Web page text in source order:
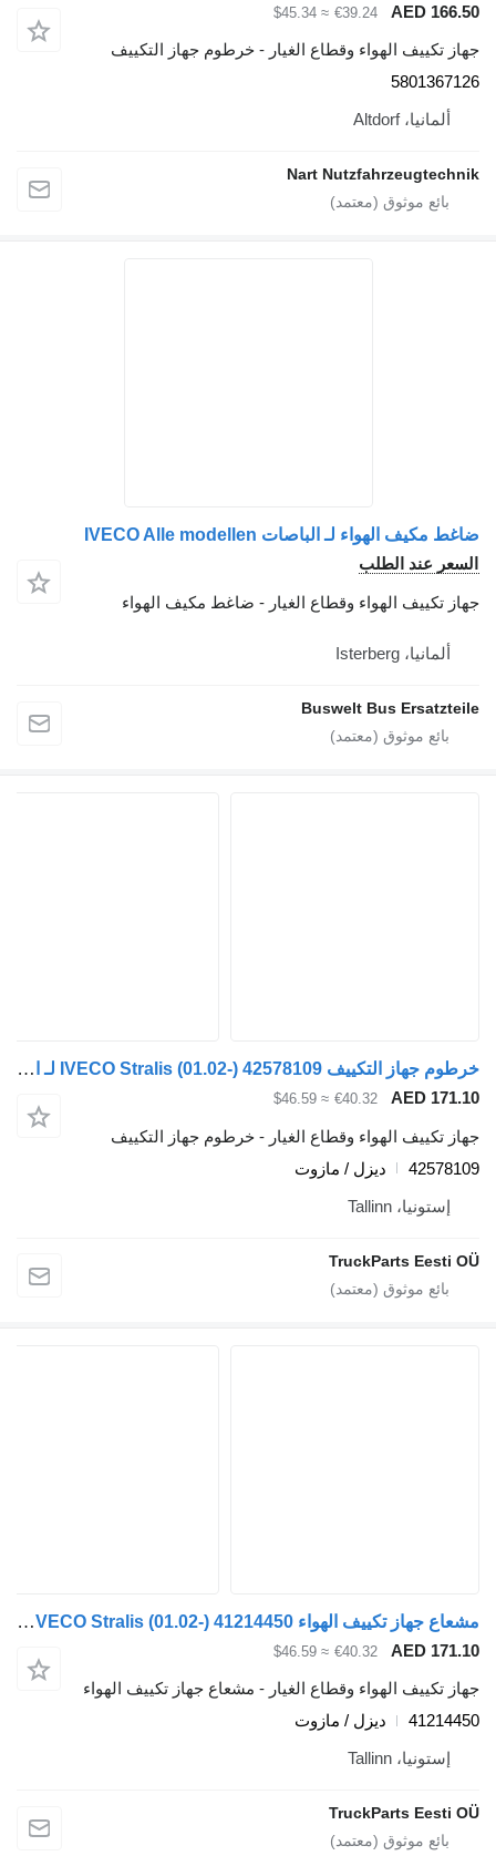
AED 166.50
€39.24
≈ $45.34
جهاز تكييف الهواء وقطاع الغيار - خرطوم جهاز التكييف
5801367126
ألمانيا، Altdorf
Nart Nutzfahrzeugtechnik
ضاغط مكيف الهواء لـ الباصات IVECO Alle modellen
السعر عند الطلب
جهاز تكييف الهواء وقطاع الغيار - ضاغط مكيف الهواء
ألمانيا، Isterberg
Buswelt Bus Ersatzteile
خرطوم جهاز التكييف IVECO Stralis (01.02-) 42578109 لـ السيارات القاطرة IVECO Stralis, Trakker (2002-)
AED 171.10
€40.32
≈ $46.59
جهاز تكييف الهواء وقطاع الغيار - خرطوم جهاز التكييف
42578109
ديزل / مازوت
إستونيا، Tallinn
TruckParts Eesti OÜ
مشعاع جهاز تكييف الهواء IVECO Stralis (01.02-) 41214450 لـ السيارات القاطرة IVECO Stralis, Trakker (2002-)
AED 171.10
€40.32
≈ $46.59
جهاز تكييف الهواء وقطاع الغيار - مشعاع جهاز تكييف الهواء
41214450
ديزل / مازوت
إستونيا، Tallinn
TruckParts Eesti OÜ